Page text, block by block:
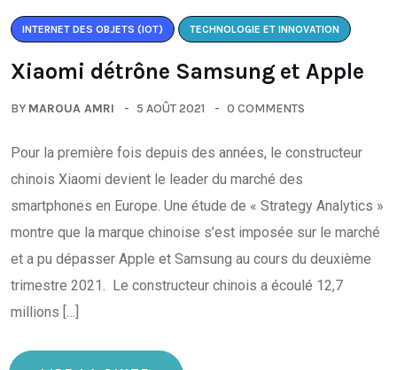
INTERNET DES OBJETS (IOT) TECHNOLOGIE ET INNOVATION
Xiaomi détrône Samsung et Apple
BY MAROUA AMRI 5 AOÛT 2021 0 COMMENTS
Pour la première fois depuis des années, le constructeur
chinois Xiaomi devient le leader du marché des
smartphones en Europe. Une étude de « Strategy Analytics »
montre que la marque chinoise s’est imposée sur le marché
et a pu dépasser Apple et Samsung au cours du deuxième
trimestre 2021. Le constructeur chinois a écoulé 12,7
millions […]